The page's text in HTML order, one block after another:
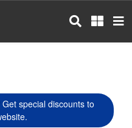
special discounts to